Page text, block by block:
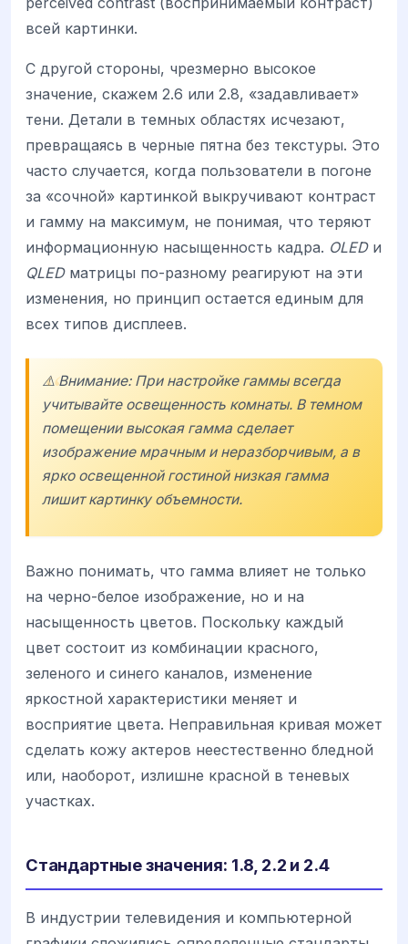
всей картинки.
С другой стороны, чрезмерно высокое
значение, скажем 2.6 или 2.8, «задавливает»
тени. Детали в темных областях исчезают,
превращаясь в черные пятна без текстуры. Это
часто случается, когда пользователи в погоне
за «сочной» картинкой выкручивают контраст
и гамму на максимум, не понимая, что теряют
информационную насыщенность кадра. OLEDи
QLEDматрицы по-разному реагируют на эти
изменения, но принцип остается единым для
всех типов дисплеев.
⚠️ Внимание: При настройке гаммы всегда
учитывайте освещенность комнаты. В темном
помещении высокая гамма сделает
изображение мрачным и неразборчивым, а в
ярко освещенной гостиной низкая гамма
лишит картинку объемности.
Важно понимать, что гамма влияет не только
на черно-белое изображение, но и на
насыщенность цветов. Поскольку каждый
цвет состоит из комбинации красного,
зеленого и синего каналов, изменение
яркостной характеристики меняет и
восприятие цвета. Неправильная кривая может
сделать кожу актеров неестественно бледной
или, наоборот, излишне красной в теневых
участках.
Стандартные значения: 1.8, 2.2 и 2.4
В индустрии телевидения и компьютерной